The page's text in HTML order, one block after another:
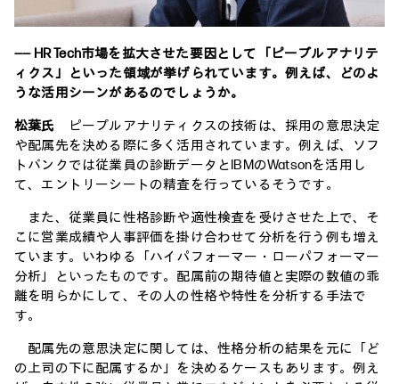
―― HR Tech市場を拡大させた要因として「ピープルアナリテ
ィクス」といった領域が挙げられています。例えば、どのよ
うな活用シーンがあるのでしょうか。
松葉氏 ピープルアナリティクスの技術は、採用の意思決定
や配属先を決める際に多く活用されています。例えば、ソフ
トバンクでは従業員の診断データとIBMのWatsonを活用し
て、エントリーシートの精査を行っているそうです。
また、従業員に性格診断や適性検査を受けさせた上で、そ
こに営業成績や人事評価を掛け合わせて分析を行う例も増え
ています。いわゆる「ハイパフォーマー・ローパフォーマー
分析」といったものです。配属前の期待値と実際の数値の乖
離を明らかにして、その人の性格や特性を分析する手法で
す。
配属先の意思決定に関しては、性格分析の結果を元に「ど
の上司の下に配属するか」を決めるケースもあります。例え